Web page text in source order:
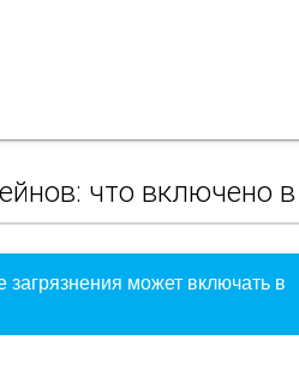
что включено в
может включать в